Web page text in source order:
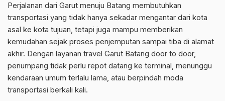
Perjalanan dari Garut menuju Batang membutuhkan
transportasi yang tidak hanya sekadar mengantar dari kota
asal ke kota tujuan, tetapi juga mampu memberikan
kemudahan sejak proses penjemputan sampai tiba di alamat
akhir. Dengan layanan travel Garut Batang door to door,
penumpang tidak perlu repot datang ke terminal, menunggu
kendaraan umum terlalu lama, atau berpindah moda
transportasi berkali kali.